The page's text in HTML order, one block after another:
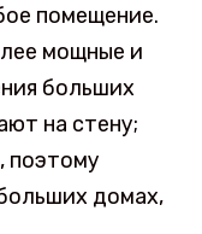
помещение.
мощные и
больших
на стену;
поэтому
домах,